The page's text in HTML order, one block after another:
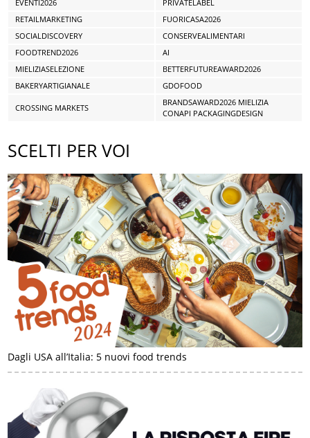
EVENTI2026
PRIVATELABEL
RETAILMARKETING
FUORICASA2026
SOCIALDISCOVERY
CONSERVEALIMENTARI
FOODTREND2026
AI
MIELIZIASELEZIONE
BETTERFUTUREAWARD2026
BAKERYARTIGIANALE
GDOFOOD
CROSSING MARKETS
BRANDSAWARD2026 MIELIZIA
CONAPI PACKAGINGDESIGN
SCELTI PER VOI
Dagli USA all’Italia: 5 nuovi food trends